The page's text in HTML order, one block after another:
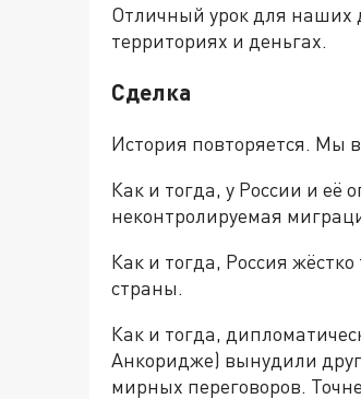
Отличный урок для наших
территориях и деньгах.
Сделка
История повторяется. Мы
Как и тогда, у России и её
неконтролируемая
Как и тогда, Россия
страны.
Как и тогда,
Анкоридже) вынудили
мирных переговоров.